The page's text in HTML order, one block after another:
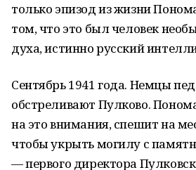
только эпизод из жизни
том, что это был человек
духа, истинно русский
Сентябрь 1941 года. Немцы
обстреливают Пулково.
на это внимания, спешит на
чтобы укрыть могилу с
— первого директора